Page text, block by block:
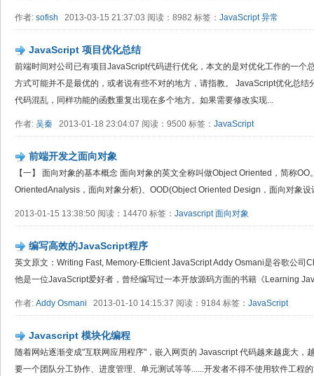
作者: sofish 2013-03-15 21:37:03 阅读：8982 标签： JavaScript 异常
JavaScript 项目优化总结
前端时间对公司已有项目JavaScript代码进行优化，本文的是对优化工作的一个
方式可能并不是最优的，或者说有些不对的地方，请指教。 JavaScript优化总结
代码混乱，同样功能的函数重复出现在多个地方。如果需要修改实现...
作者: 吴秦 2013-01-18 23:04:07 阅读：9500 标签： JavaScript
前端开发之面向对象
【一】 面向对象的基本概念 面向对象的英文全称叫做Object Oriented，简称
OrientedAnalysis，面向对象分析)、OOD(Object Oriented Design，面向对象
2013-01-15 13:38:50 阅读：14470 标签： Javascript 面向对象
编写高效的JavaScript程序
英文原文：Writing Fast, Memory-Efficient JavaScript Addy Osmani是谷歌公司
他是一位JavaScript爱好者，曾经编写过一本开放源码方面的书籍《Learning
作者: Addy Osmani 2013-01-10 14:15:37 阅读：9184 标签： JavaScript
Javascript 模块化编程
随着网站逐渐变成"互联网应用程序"，嵌入网页的 Javascript 代码越来越庞大，
要一个团队分工协作、进度管理、单元测试等等......开发者不得不使用软件工程